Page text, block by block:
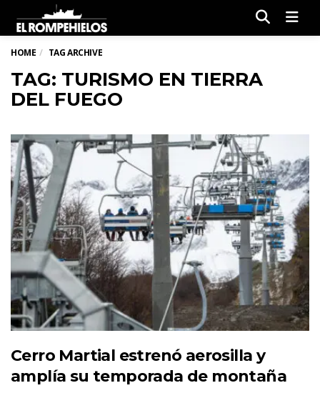
HOME TAG ARCHIVE
TAG: TURISMO EN TIERRA
DEL FUEGO
Cerro Martial estrenó aerosilla y
amplía su temporada de montaña